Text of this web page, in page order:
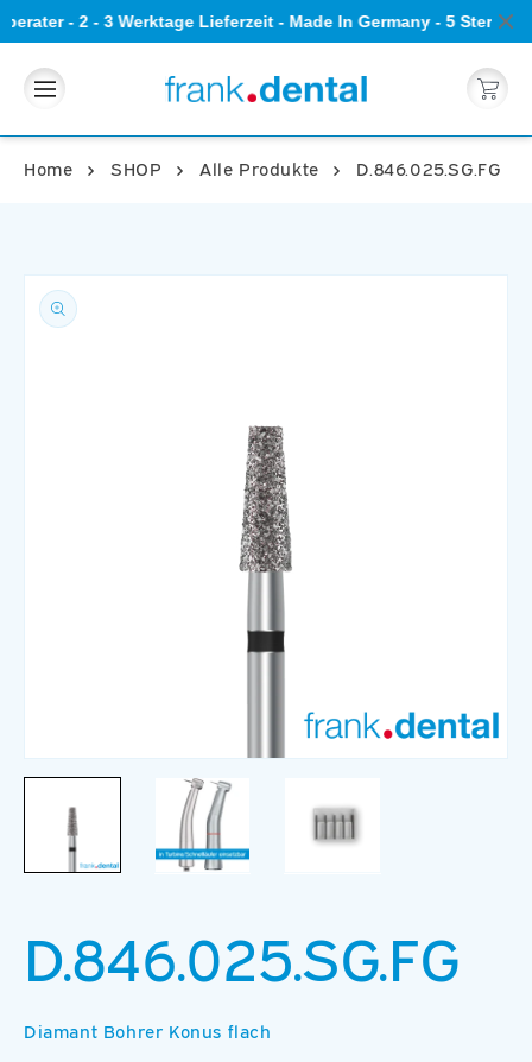
- 2 - 3 Werktage Lieferzeit - Made In Germany - 5 Sterne
Direkt
zum
Warenkorb
Home SHOP Alle Produkte D.846.025.SG.FG
1
D.846.025.SG.FG
Diamant Bohrer Konus flach